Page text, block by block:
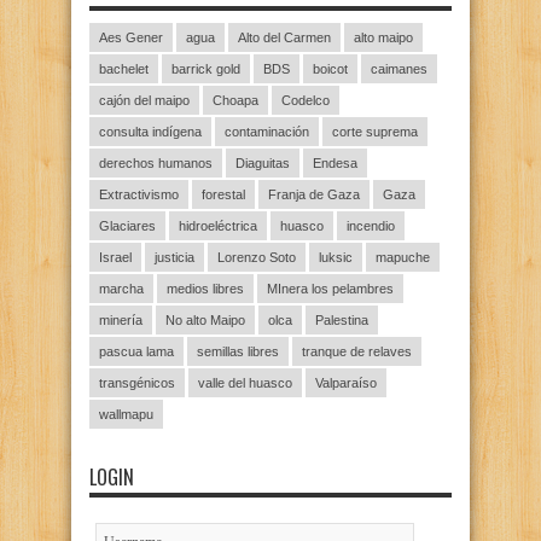
Aes Gener agua Alto del Carmen alto maipo
bachelet barrick gold BDS boicot caimanes
cajón del maipo Choapa Codelco
consulta indígena contaminación corte suprema
derechos humanos Diaguitas Endesa
Extractivismo forestal Franja de Gaza Gaza
Glaciares hidroeléctrica huasco incendio
Israel justicia Lorenzo Soto luksic mapuche
marcha medios libres MInera los pelambres
minería No alto Maipo olca Palestina
pascua lama semillas libres tranque de relaves
transgénicos valle del huasco Valparaíso
wallmapu
LOGIN